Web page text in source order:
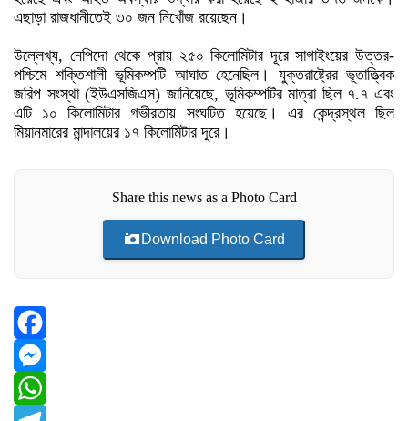
এছাড়া রাজধানীতেই ৩০ জন নিখোঁজ রয়েছেন।
উল্লেখ্য, নেপিদো থেকে প্রায় ২৫০ কিলোমিটার দূরে সাগাইংয়ের উত্তর-
পশ্চিমে শক্তিশালী ভূমিকম্পটি আঘাত হেনেছিল। যুক্তরাষ্ট্রের ভূতাত্ত্বিক
জরিপ সংস্থা (ইউএসজিএস) জানিয়েছে, ভূমিকম্পটির মাত্রা ছিল ৭.৭ এবং
এটি ১০ কিলোমিটার গভীরতায় সংঘটিত হয়েছে। এর কেন্দ্রস্থল ছিল
মিয়ানমারের মান্দালয়ের ১৭ কিলোমিটার দূরে।
Share this news as a Photo Card
Download Photo Card
Facebook
Messenger